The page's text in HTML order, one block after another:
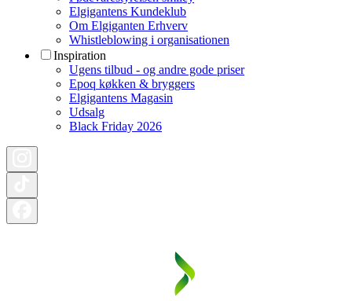
Elgigantens Kundeklub
Om Elgiganten Erhverv
Whistleblowing i organisationen
Inspiration
Ugens tilbud - og andre gode priser
Epoq køkken & bryggers
Elgigantens Magasin
Udsalg
Black Friday 2026